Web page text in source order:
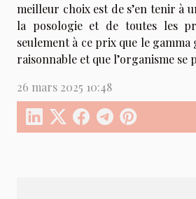
meilleur choix est de s’en tenir à
la posologie et de toutes les
seulement à ce prix que le
raisonnable et que l’organisme se
26 mars 2025 10:48